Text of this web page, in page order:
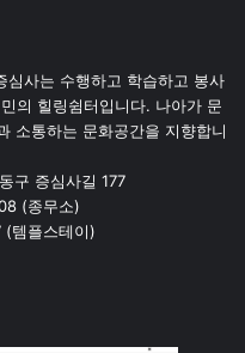
심사는 수행하고 학습하고 봉사
의 힐링쉼터입니다. 나아가 문
소통하는 문화공간을 지향합니
구 증심사길 177
(종무소)
(템플스테이)